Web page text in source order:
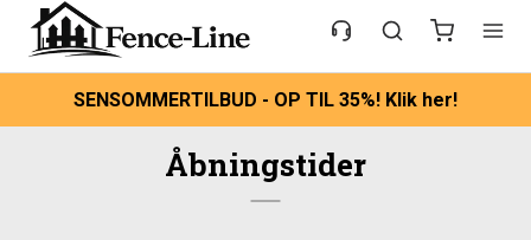
SENSOMMERTILBUD - OP TIL 35%! Klik her!
Åbningstider